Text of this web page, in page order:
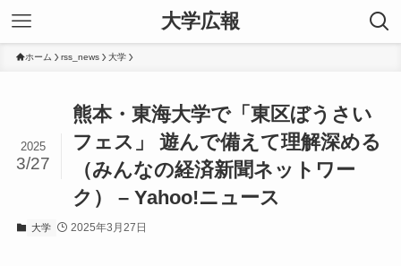
大学広報
ホーム rss_news 大学
熊本・東海大学で「東区ぼうさい
フェス」 遊んで備えて理解深める
（みんなの経済新聞ネットワー
ク） – Yahoo!ニュース
2025
3/27
大学 2025年3月27日